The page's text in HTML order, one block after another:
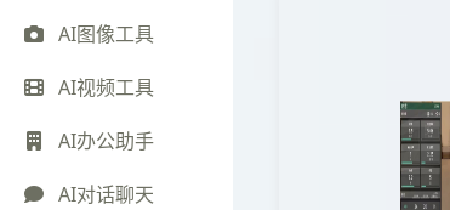
AI图像工具
AI视频工具
AI办公助手
AI对话聊天